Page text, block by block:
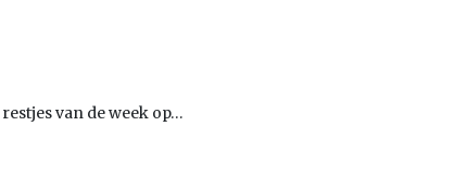
van de week op…